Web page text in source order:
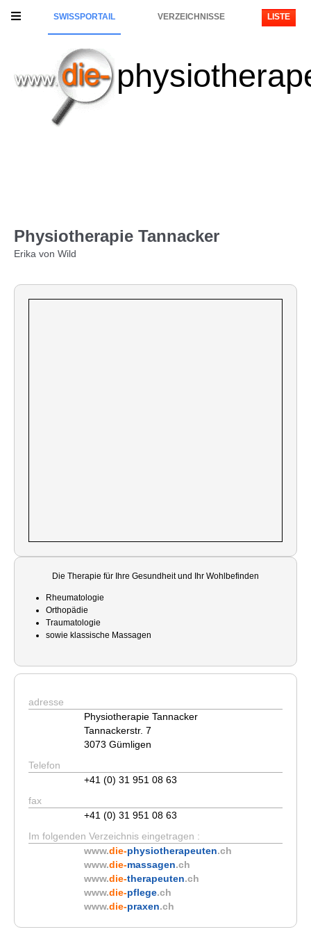
SWISSPORTAIL VERZEICHNISSE LISTE
Physiotherapie Tannacker
Erika von Wild
Die Therapie für Ihre Gesundheit und Ihr Wohlbefinden
Rheumatologie
Orthopädie
Traumatologie
sowie klassische Massagen
adresse
Physiotherapie Tannacker
Tannackerstr. 7
3073 Gümligen
Telefon
+41 (0) 31 951 08 63
fax
+41 (0) 31 951 08 63
Im folgenden Verzeichnis eingetragen :
www.die-physiotherapeuten.ch
www.die-massagen.ch
www.die-therapeuten.ch
www.die-pflege.ch
www.die-praxen.ch